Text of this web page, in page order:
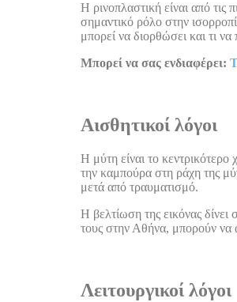
Η ρινοπλαστική είναι από τις
σημαντικό ρόλο στην
μπορεί να διορθώσει και τι
Μπορεί να σας ενδιαφέρει:
Αισθητικοί λόγοι
Η μύτη είναι το
την καμπούρα στη ράχη της
μετά από τραυματισμό.
Η βελτίωση της εικόνας δίνει
τους στην Αθήνα, μπορούν να
Λειτουργικοί λόγοι